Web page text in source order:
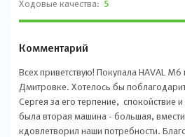
Ходовые качества: 5
Комментарий
Всех приветствую! Покупала HAVAL
Дмитровке. Хотелось бы
Сергея за его терпение, спокойствие
была вторая машина - большая,
кдовлетворил наши потребности.